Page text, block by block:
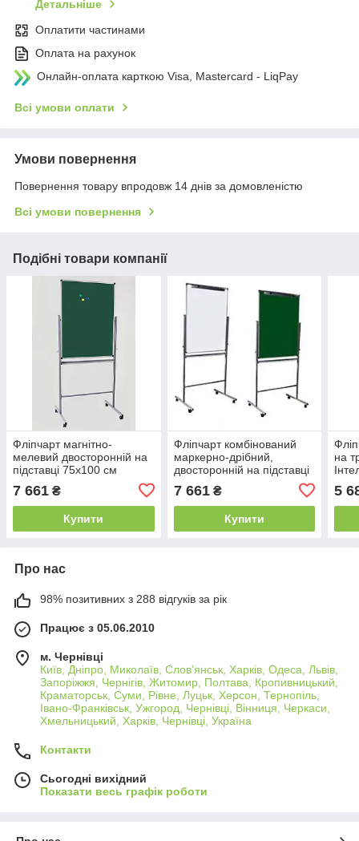
Детальніше
Оплатити частинами
Оплата на рахунок
Онлайн-оплата карткою Visa, Mastercard - LiqPay
Всі умови оплати
Умови повернення
Повернення товару впродовж 14 днів за домовленістю
Всі умови повернення
Подібні товари компанії
Фліпчарт магнітно-
мелевий двосторонній на
підставці 75х100 см
7 661 ₴
Купити
Фліпчарт комбінований
маркерно-дрібний,
двосторонній на підставці
7 661₴
Купити
на
5
Про нас
98% позитивних з 288 відгуків за рік
Працює з 05.06.2010
м. Чернівці
Київ, Дніпро, Миколаїв, Слов'янськ, Харків, Одеса, Львів,
Запоріжжя, Чернігів, Житомир, Полтава, Кропивницький,
Краматорськ, Суми, Рівне, Луцьк, Херсон, Тернопіль,
Івано-Франківськ, Ужгород, Чернівці, Вінниця, Черкаси,
Хмельницький, Харків, Чернівці, Україна
Контакти
Сьогодні вихідний
Показати весь графік роботи